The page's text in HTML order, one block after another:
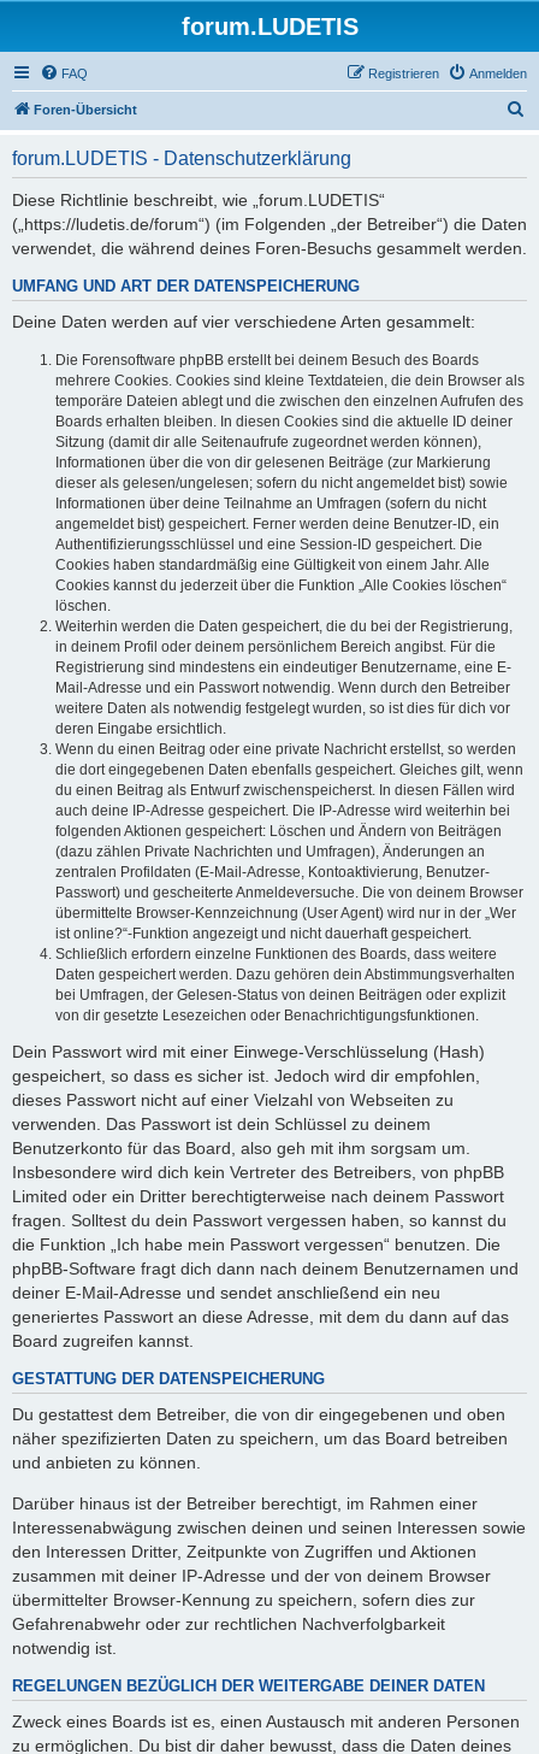
forum.LUDETIS
FAQ Anmelden
Registrieren
Foren-Übersicht
forum.LUDETIS - Datenschutzerklärung
Diese Richtlinie beschreibt, wie „forum.LUDETIS“
(„https://ludetis.de/forum“) (im Folgenden „der Betreiber“) die Daten
verwendet, die während deines Foren-Besuchs gesammelt werden.
UMFANG UND ART DER DATENSPEICHERUNG
Deine Daten werden auf vier verschiedene Arten gesammelt:
Die Forensoftware phpBB erstellt bei deinem Besuch des Boards
mehrere Cookies. Cookies sind kleine Textdateien, die dein Browser als
temporäre Dateien ablegt und die zwischen den einzelnen Aufrufen des
Boards erhalten bleiben. In diesen Cookies sind die aktuelle ID deiner
Sitzung (damit dir alle Seitenaufrufe zugeordnet werden können),
Informationen über die von dir gelesenen Beiträge (zur Markierung
dieser als gelesen/ungelesen; sofern du nicht angemeldet bist) sowie
Informationen über deine Teilnahme an Umfragen (sofern du nicht
angemeldet bist) gespeichert. Ferner werden deine Benutzer-ID, ein
Authentifizierungsschlüssel und eine Session-ID gespeichert. Die
Cookies haben standardmäßig eine Gültigkeit von einem Jahr. Alle
Cookies kannst du jederzeit über die Funktion „Alle Cookies löschen“
löschen.
Weiterhin werden die Daten gespeichert, die du bei der Registrierung,
in deinem Profil oder deinem persönlichem Bereich angibst. Für die
Registrierung sind mindestens ein eindeutiger Benutzername, eine E-
Mail-Adresse und ein Passwort notwendig. Wenn durch den Betreiber
weitere Daten als notwendig festgelegt wurden, so ist dies für dich vor
deren Eingabe ersichtlich.
Wenn du einen Beitrag oder eine private Nachricht erstellst, so werden
die dort eingegebenen Daten ebenfalls gespeichert. Gleiches gilt, wenn
du einen Beitrag als Entwurf zwischenspeicherst. In diesen Fällen wird
auch deine IP-Adresse gespeichert. Die IP-Adresse wird weiterhin bei
folgenden Aktionen gespeichert: Löschen und Ändern von Beiträgen
(dazu zählen Private Nachrichten und Umfragen), Änderungen an
zentralen Profildaten (E-Mail-Adresse, Kontoaktivierung, Benutzer-
Passwort) und gescheiterte Anmeldeversuche. Die von deinem Browser
übermittelte Browser-Kennzeichnung (User Agent) wird nur in der „Wer
ist online?“-Funktion angezeigt und nicht dauerhaft gespeichert.
Schließlich erfordern einzelne Funktionen des Boards, dass weitere
Daten gespeichert werden. Dazu gehören dein Abstimmungsverhalten
bei Umfragen, der Gelesen-Status von deinen Beiträgen oder explizit
von dir gesetzte Lesezeichen oder Benachrichtigungsfunktionen.
Dein Passwort wird mit einer Einwege-Verschlüsselung (Hash)
gespeichert, so dass es sicher ist. Jedoch wird dir empfohlen,
dieses Passwort nicht auf einer Vielzahl von Webseiten zu
verwenden. Das Passwort ist dein Schlüssel zu deinem
Benutzerkonto für das Board, also geh mit ihm sorgsam um.
Insbesondere wird dich kein Vertreter des Betreibers, von phpBB
Limited oder ein Dritter berechtigterweise nach deinem Passwort
fragen. Solltest du dein Passwort vergessen haben, so kannst du
die Funktion „Ich habe mein Passwort vergessen“ benutzen. Die
phpBB-Software fragt dich dann nach deinem Benutzernamen und
deiner E-Mail-Adresse und sendet anschließend ein neu
generiertes Passwort an diese Adresse, mit dem du dann auf das
Board zugreifen kannst.
GESTATTUNG DER DATENSPEICHERUNG
Du gestattest dem Betreiber, die von dir eingegebenen und oben
näher spezifizierten Daten zu speichern, um das Board betreiben
und anbieten zu können.
Darüber hinaus ist der Betreiber berechtigt, im Rahmen einer
Interessenabwägung zwischen deinen und seinen Interessen sowie
den Interessen Dritter, Zeitpunkte von Zugriffen und Aktionen
zusammen mit deiner IP-Adresse und der von deinem Browser
übermittelter Browser-Kennung zu speichern, sofern dies zur
Gefahrenabwehr oder zur rechtlichen Nachverfolgbarkeit
notwendig ist.
REGELUNGEN BEZÜGLICH DER WEITERGABE DEINER DATEN
Zweck eines Boards ist es, einen Austausch mit anderen Personen
zu ermöglichen. Du bist dir daher bewusst, dass die Daten deines